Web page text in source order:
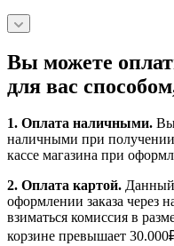
Вы можете
для вас
1. Оплата наличными. Вы
наличными при получении
кассе магазина при
2. Оплата картой. Данный
оформлении заказа через
взиматься комиссия в
корзине превышает